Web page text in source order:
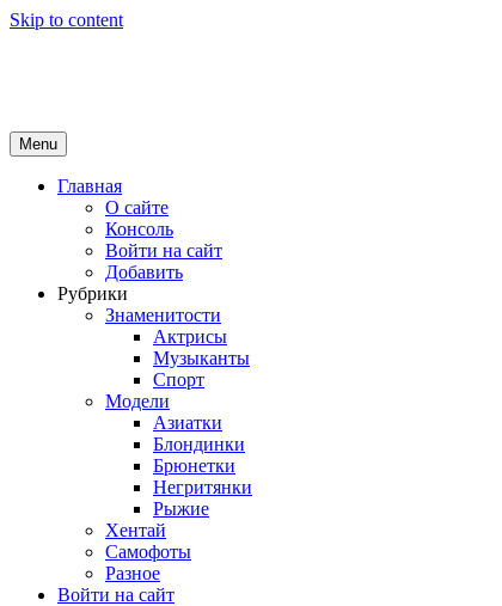
Skip to content
Menu
Главная
О сайте
Консоль
Войти на сайт
Добавить
Рубрики
Знаменитости
Актрисы
Музыканты
Спорт
Модели
Азиатки
Блондинки
Брюнетки
Негритянки
Рыжие
Хентай
Самофоты
Разное
Войти на сайт